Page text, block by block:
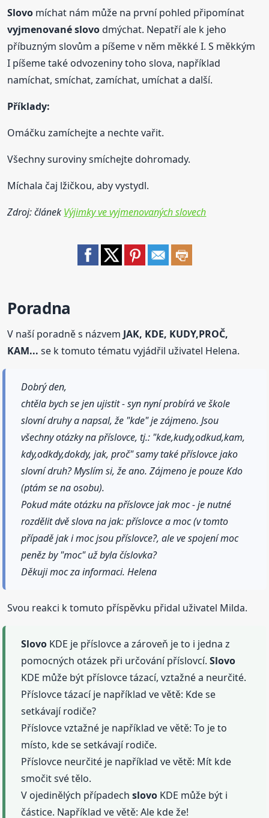
Slovo míchat nám může na první pohled připomínat
vyjmenované slovodmýchat. Nepatří ale k jeho
příbuzným slovům a píšeme v něm měkké I. S měkkým
I píšeme také odvozeniny toho slova, například
namíchat, smíchat, zamíchat, umíchat a další.
Příklady:
Omáčku zamíchejte a nechte vařit.
Všechny suroviny smíchejte dohromady.
Míchala čaj lžičkou, aby vystydl.
Zdroj: článek Výjimky ve vyjmenovaných slovech
Poradna
V naší poradně s názvem JAK, KDE, KUDY,PROČ,
KAM... se k tomuto tématu vyjádřil uživatel Helena.
Dobrý den,
chtěla bych se jen ujistit - syn nyní probírá ve škole
slovní druhy a napsal, že "kde" je zájmeno. Jsou
všechny otázky na příslovce, tj.: "kde,kudy,odkud,kam,
kdy,odkdy,dokdy, jak, proč" samy také příslovce jako
slovní druh? Myslím si, že ano. Zájmeno je pouze Kdo
(ptám se na osobu).
Pokud máte otázku na příslovce jak moc - je nutné
rozdělit dvě slova na jak: příslovce a moc (v tomto
případě jak i moc jsou příslovce?, ale ve spojení moc
peněz by "moc" už byla číslovka?
Děkuji moc za informaci. Helena
Svou reakci k tomuto příspěvku přidal uživatel Milda.
Slovo KDE je příslovce a zároveň je to i jedna z
pomocných otázek při určování příslovcí.Slovo
KDE může být příslovce tázací, vztažné a neurčité.
Příslovce tázací je například ve větě: Kde se
setkávají rodiče?
Příslovce vztažné je například ve větě: To je to
místo, kde se setkávají rodiče.
Příslovce neurčité je například ve větě: Mít kde
smočit své tělo.
V ojedinělých případechslovo KDE může být i
částice. Například ve větě: Ale kde že!